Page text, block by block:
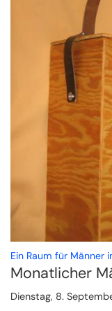
Ein Raum für Männer
Monatlicher
Dienstag, 8.